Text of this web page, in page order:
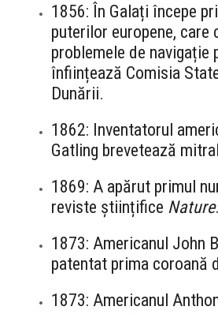
1856: În Galați începe
puterilor europene, care
problemele de navigație
înființează Comisia
Dunării.
1862: Inventatorul
Gatling brevetează
1869: A apărut primul
reviste științifice Nature.
1873: Americanul John
patentat prima coroană
1873: Americanul